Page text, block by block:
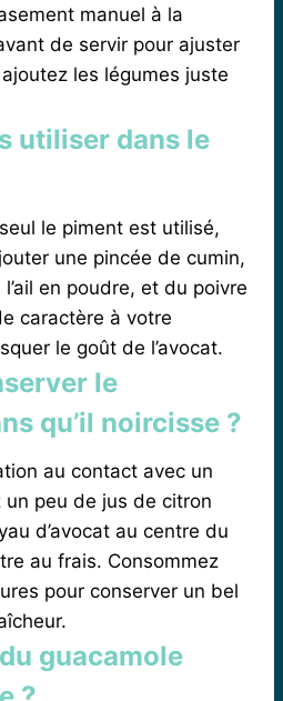
manuel à la
de servir pour ajuster
les légumes juste
utiliser dans le
le piment est utilisé,
une pincée de cumin,
en poudre, et du poivre
caractère à votre
le goût de l’avocat.
le
qu’il noircisse ?
au contact avec un
peu de jus de citron
d’avocat au centre du
au frais. Consommez
pour conserver un bel
guacamole